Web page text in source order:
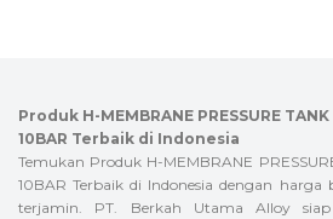
Produk H-MEMBRANE PRESSURE
10BAR Terbaik di Indonesia
Temukan Produk H-MEMBRANE
10BAR Terbaik di Indonesia dengan harga
terjamin. PT. Berkah Utama Alloy